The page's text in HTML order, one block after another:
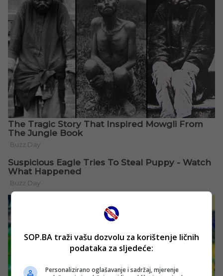
SOP.BA traži vašu dozvolu za korištenje ličnih
podataka za sljedeće:
Personalizirano oglašavanje i sadržaj, mjerenje